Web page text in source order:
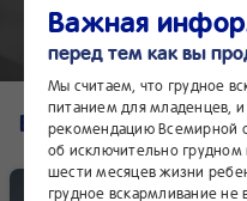
Все записи
Важная
перед тем как вы
Мы считаем, что грудное
питанием для младенцев,
рекомендацию Всемирной
об исключительно
шести месяцев жизни
грудное вскармливание не